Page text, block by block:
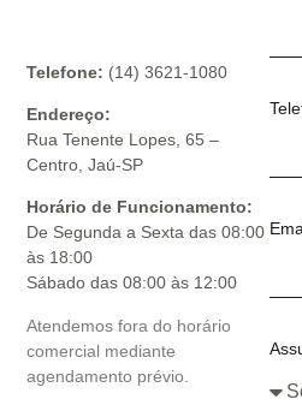
Telefone: (14) 3621-1080
Endereço:
Rua Tenente Lopes, 65 –
Centro, Jaú-SP
Horário de Funcionamento:
De Segunda a Sexta das 08:00
às 18:00
Sábado das 08:00 às 12:00
Atendemos fora do horário
comercial mediante
agendamento prévio.